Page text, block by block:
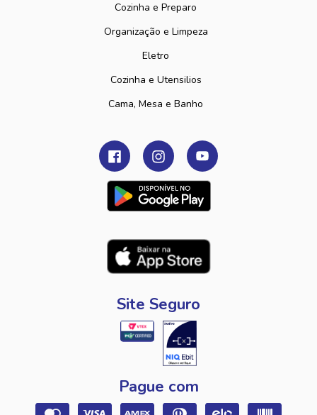
Cozinha e Preparo
Organização e Limpeza
Eletro
Cozinha e Utensilios
Cama, Mesa e Banho
Site Seguro
Pague com